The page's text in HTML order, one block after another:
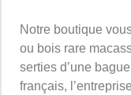
Notre boutique
ou bois rare
serties d’une
français,